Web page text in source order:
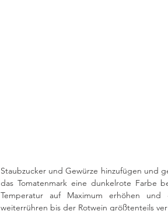
Staubzucker und Gewürze hinzufügen und
das Tomatenmark eine dunkelrote Farbe
Temperatur auf Maximum erhöhen
weiterrühren bis der Rotwein größtenteils